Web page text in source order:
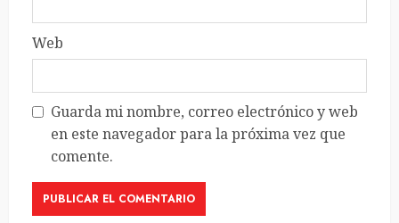
Web
Guarda mi nombre, correo electrónico y web
en este navegador para la próxima vez que
comente.